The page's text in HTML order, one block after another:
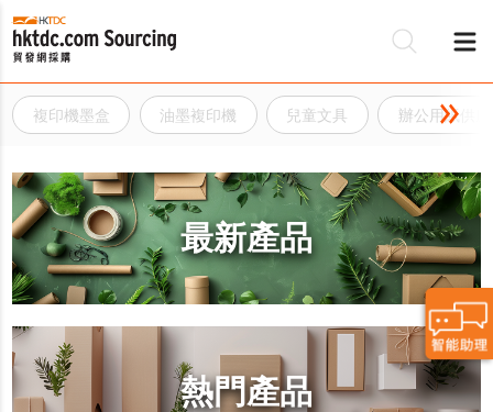
複印機墨盒 油墨複印機 兒童文具 辦公用紙供應
最新產品
熱門產品